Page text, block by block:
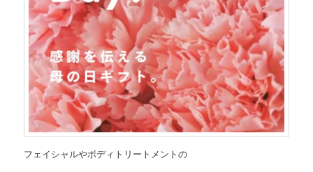
フェイシャルやボディトリートメントの